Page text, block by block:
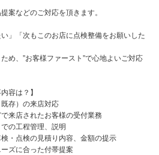
案などのご対応を頂きます。
い」「次もこのお店に点検整備をお願いした
め、”お客様ファースト”で心地よいご対応
容は？】
存）の来店対応
来店されたお客様の受付業務
の工程管理、説明
・点検の見積り内容、金額の提示
ズに合った付帯提案